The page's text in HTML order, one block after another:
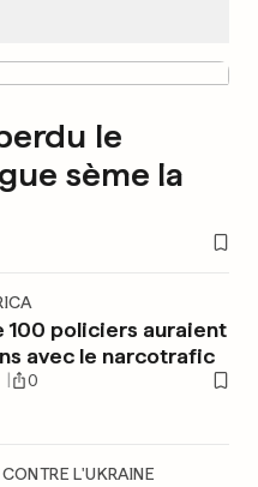
le
sème la
100 policiers auraient
avec le narcotrafic
0
L'UKRAINE